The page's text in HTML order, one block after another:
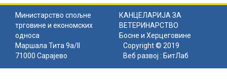
Министарство спољне
трговине и економских
односа
КАНЦЕЛАРИЈА ЗА
ВЕТЕРИНАРСТВО
Босне и Херцеговине
Маршала Тита 9а/II
71000 Сарајево
Copyright © 2019
Веб развој : БитЛаб